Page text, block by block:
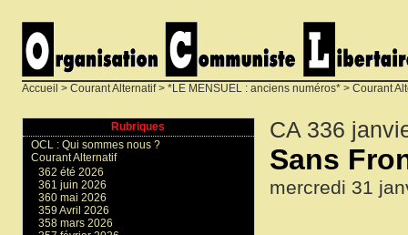
Accueil > Courant Alternatif> *LE MENSUEL : anciens numéros* > Courant
CA 336
Sans
mercredi 31
Rubriques
OCL : Qui sommes nous ?
Courant Alternatif
362 été 2026
361 juin 2026
360 mai 2026
359 Avril 2026
358 mars 2026